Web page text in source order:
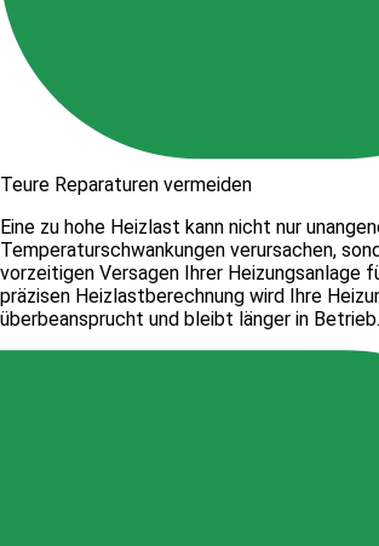
Teure Reparaturen vermeiden
Eine zu hohe Heizlast kann nicht nur
Temperaturschwankungen verursachen,
vorzeitigen Versagen Ihrer Heizungsanlage
präzisen Heizlastberechnung wird Ihre
überbeansprucht und bleibt länger in Betrieb.